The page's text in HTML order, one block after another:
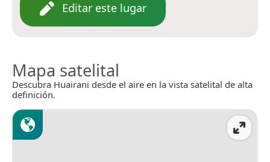
Editar este lugar
Mapa satelital
Descubra Huairani desde el aire en la vista satelital de alta
definición.